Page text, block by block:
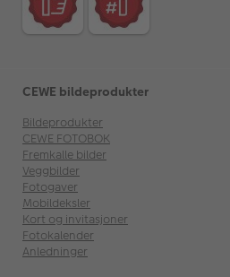
CEWE bildeprodukter
Bildeprodukter
CEWE FOTOBOK
Fremkalle bilder
Veggbilder
Fotogaver
Mobildeksler
Kort og invitasjoner
Fotokalender
Anledninger